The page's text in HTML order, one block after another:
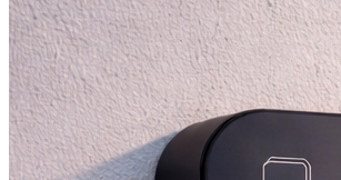
Cuando los instaladores lo
SOLUCIONES DE CARGA